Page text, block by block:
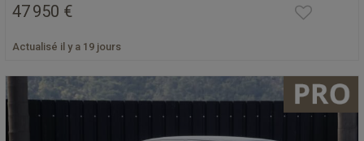
47 950 €
Actualisé il y a 19 jours